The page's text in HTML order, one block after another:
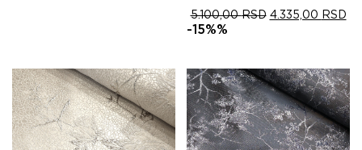
5.100,00RSD ОРИГИНАЛНА
5.100,00 RSD.
4.335,00 RSD
-15%%